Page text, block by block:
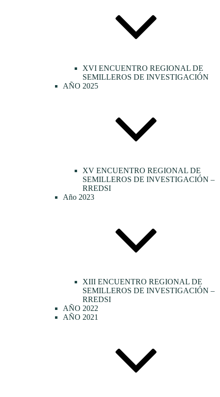
XVI ENCUENTRO REGIONAL DE
SEMILLEROS DE INVESTIGACIÓN
AÑO 2025
XV ENCUENTRO REGIONAL DE
SEMILLEROS DE INVESTIGACIÓN –
RREDSI
Año 2023
XIII ENCUENTRO REGIONAL DE
SEMILLEROS DE INVESTIGACIÓN –
RREDSI
AÑO 2022
AÑO 2021